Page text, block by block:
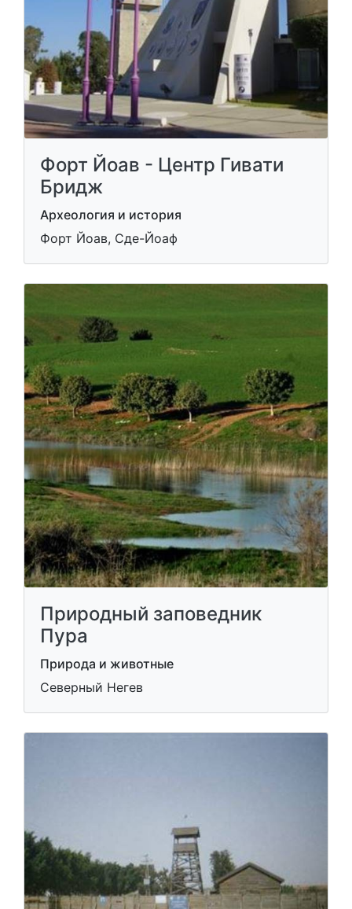
Форт Йоав - Центр Гивати
Бридж
Археология и история
Форт Йоав, Сде-Йоаф
Природный заповедник
Пура
Природа и животные
Северный Негев